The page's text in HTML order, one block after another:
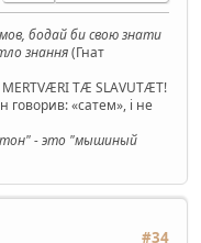
бодай би свою знати
знання(Гнат
MERTVÆRI TÆ SLAVUTÆT!
говорив: «сатем», і не
- это "мышиный
#34